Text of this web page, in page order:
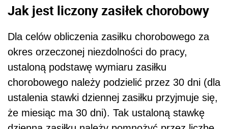
Jak jest liczony zasiłek chorobowy
Dla celów obliczenia zasiłku chorobowego za
okres orzeczonej niezdolności do pracy,
ustaloną podstawę wymiaru zasiłku
chorobowego należy podzielić przez 30 dni (dla
ustalenia stawki dziennej zasiłku przyjmuje się,
że miesiąc ma 30 dni). Tak ustaloną stawkę